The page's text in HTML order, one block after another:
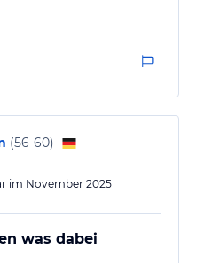
(56-60)
im November 2025
was dabei